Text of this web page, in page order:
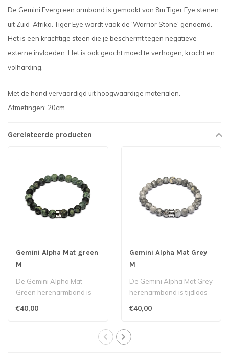
De Gemini Evergreen armband is gemaakt van 8m Tiger Eye stenen
uit Zuid-Afrika. Tiger Eye wordt vaak de 'Warrior Stone' genoemd.
Het is een krachtige steen die je beschermt tegen negatieve
externe invloeden. Het is ook geacht moed te verhogen, kracht en
volharding.
Met de hand vervaardigd uit hoogwaardige materialen.
Afmetingen: 20cm
Gerelateerde producten
Gemini Alpha Mat green
M
De Gemini Alpha Mat
Green herenarmband is
€40,00
Gemini Alpha Mat Grey
M
De Gemini Alpha Mat Grey
herenarmband is tijdloos
€40,00